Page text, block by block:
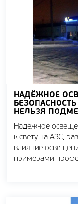
НАДЁЖНОЕ
НЕЛЬЗЯ
Надёжное
к свету на АЗС,
влияние
примерами